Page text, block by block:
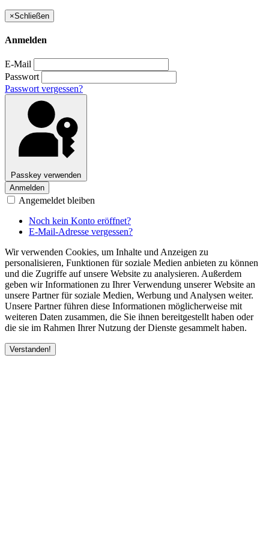
×Schließen
Anmelden
E-Mail
Passwort
Passwort vergessen?
Passkey verwenden
Anmelden
Angemeldet bleiben
Noch kein Konto eröffnet?
E-Mail-Adresse vergessen?
Wir verwenden Cookies, um Inhalte und Anzeigen zu
personalisieren, Funktionen für soziale Medien anbieten zu können
und die Zugriffe auf unsere Website zu analysieren. Außerdem
geben wir Informationen zu Ihrer Verwendung unserer Website an
unsere Partner für soziale Medien, Werbung und Analysen weiter.
Unsere Partner führen diese Informationen möglicherweise mit
weiteren Daten zusammen, die Sie ihnen bereitgestellt haben oder
die sie im Rahmen Ihrer Nutzung der Dienste gesammelt haben.
Verstanden!